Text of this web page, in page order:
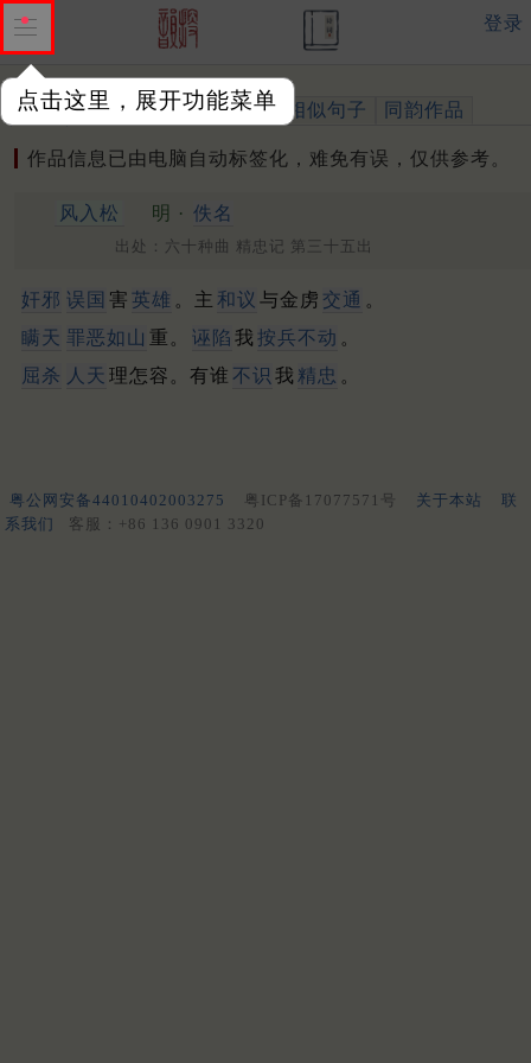
点击这里，展开功能菜单
登录
作品 标注四声 出处、引用 相似句子 同韵作品
作品信息已由电脑自动标签化，难免有误，仅供参考。
风入松 明 · 佚名
出处：六十种曲 精忠记 第三十五出
奸邪 误国 害 英雄 。主 和议 与金虏 交通 。
瞒天 罪恶如山 重。 诬陷 我 按兵不动 。
屈杀 人天 理怎容。有谁 不识 我 精忠 。
粤公网安备44010402003275 粤ICP备17077571号 关于本站
联
系我们
客服：+86 136 0901 3320